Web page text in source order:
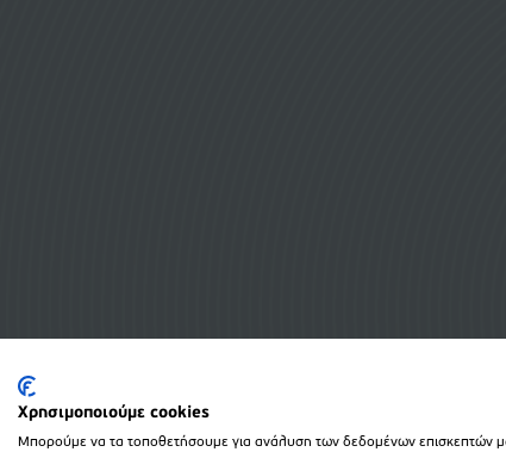
Χρησιμοποιούμε cookies
Μπορούμε να τα τοποθετήσουμε για ανάλυση των δεδομένων επισκεπτών